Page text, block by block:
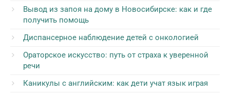
Вывод из запоя на дому в Новосибирске: как и где
получить помощь
Диспансерное наблюдение детей с онкологией
Ораторское искусство: путь от страха к уверенной
речи
Каникулы с английским: как дети учат язык играя